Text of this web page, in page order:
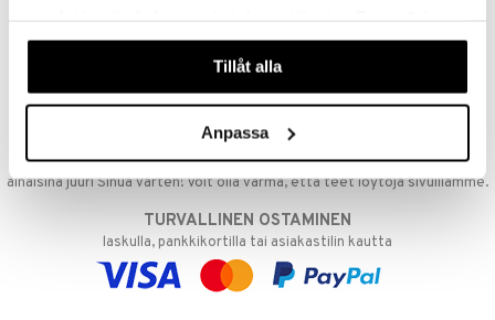
våra cookies vid fortsatt användande av vår webbplats.
Tillåt alla
Anpassa
NOPEAT TOIMITUKSET
päivänä
EDULLISET HINNAT
Ostamalla suuria eriä tuotteita varastoomme voimme pitää hinnat
alhaisina juuri Sinua varten! Voit olla varma, että teet löytöjä sivuillamme.
TURVALLINEN OSTAMINEN
laskulla, pankkikortilla tai asiakastilin kautta